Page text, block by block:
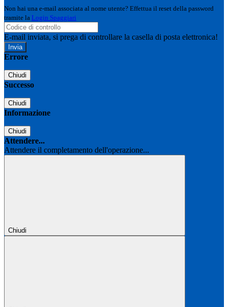
Non hai una e-mail associata al nome utente? Effettua il reset della password
tramite la Login Spaggiari
E-mail inviata, si prega di controllare la casella di posta elettronica!
Errore
Chiudi
Successo
Chiudi
Informazione
Chiudi
Attendere...
Attendere il completamento dell'operazione...
Chiudi